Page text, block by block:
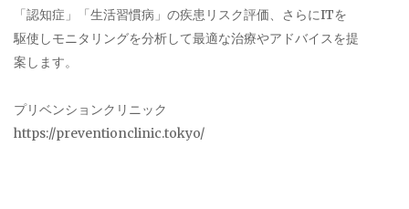
「認知症」「生活習慣病」の疾患リスク評価、さらにITを
駆使しモニタリングを分析して最適な治療やアドバイスを提
案します。
プリベンションクリニック
https://preventionclinic.tokyo/